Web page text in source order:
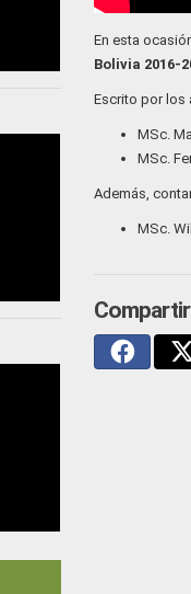
En esta
Bolivia 2016-
Escrito por los
MSc.
MSc.
Además,
MSc.
Compartir